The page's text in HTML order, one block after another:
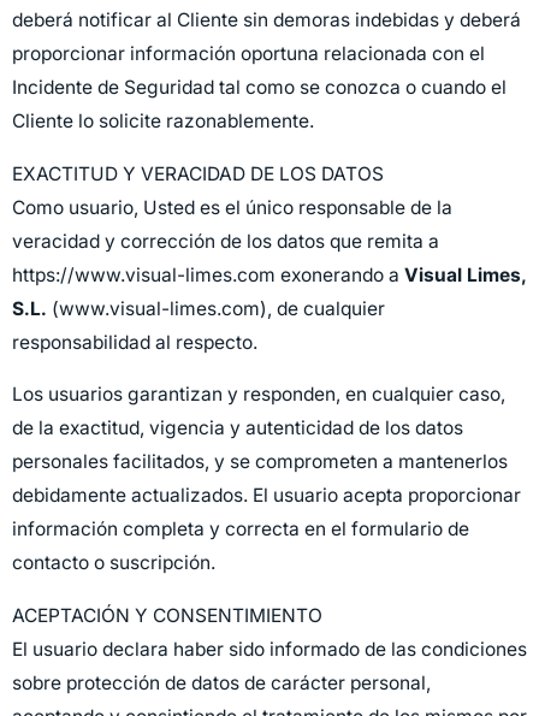
deberá notificar al Cliente sin demoras indebidas y deberá
proporcionar información oportuna relacionada con el
Incidente de Seguridad tal como se conozca o cuando el
Cliente lo solicite razonablemente.
EXACTITUD Y VERACIDAD DE LOS DATOS
Como usuario, Usted es el único responsable de la
veracidad y corrección de los datos que remita a
https://www.visual-limes.com exonerando a Visual Limes,
S.L. (www.visual-limes.com), de cualquier
responsabilidad al respecto.
Los usuarios garantizan y responden, en cualquier caso,
de la exactitud, vigencia y autenticidad de los datos
personales facilitados, y se comprometen a mantenerlos
debidamente actualizados. El usuario acepta proporcionar
información completa y correcta en el formulario de
contacto o suscripción.
ACEPTACIÓN Y CONSENTIMIENTO
El usuario declara haber sido informado de las condiciones
sobre protección de datos de carácter personal,